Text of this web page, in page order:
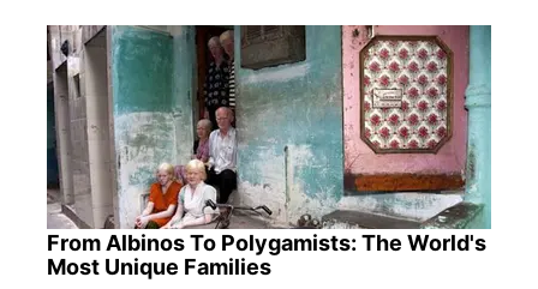
From Albinos To Polygamists: The World's
Most Unique Families